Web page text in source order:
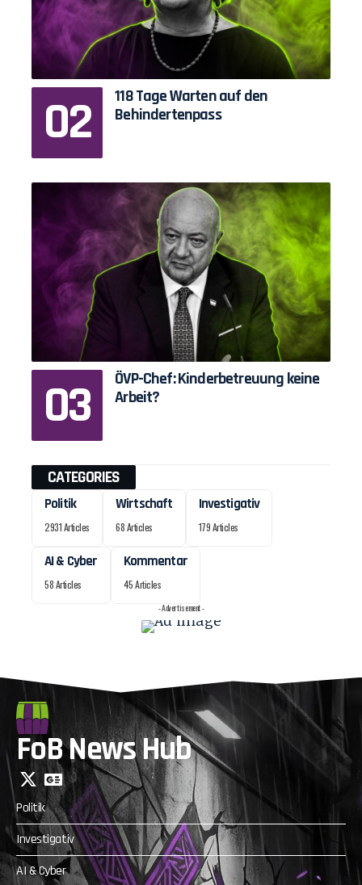
118 Tage Warten auf den
Behindertenpass
ÖVP-Chef: Kinderbetreuung keine
Arbeit?
CATEGORIES
Politik
2931 Articles
Wirtschaft
68 Articles
Investigativ
179 Articles
AI & Cyber
58 Articles
Kommentar
45 Articles
- Advertisement -
FoB News Hub
Politik
Investigativ
AI & Cyber